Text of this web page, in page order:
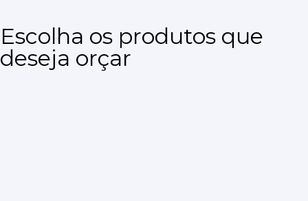
Escolha os produtos que
deseja orçar